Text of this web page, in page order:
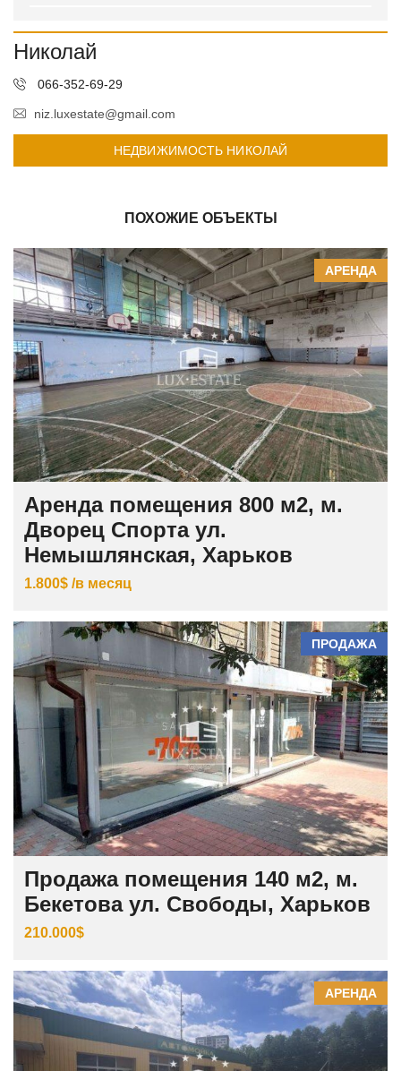
Николай
066-352-69-29
niz.luxestate@gmail.com
НЕДВИЖИМОСТЬ НИКОЛАЙ
ПОХОЖИЕ ОБЪЕКТЫ
АРЕНДА
Аренда помещения 800 м2, м.
Дворец Спорта ул.
Немышлянская, Харьков
1.800$ /в месяц
ПРОДАЖА
Продажа помещения 140 м2, м.
Бекетова ул. Свободы, Харьков
210.000$
АРЕНДА